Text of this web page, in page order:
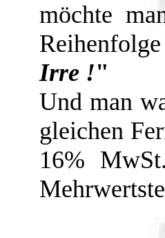
möchte
Irre !"
Und man
gleichen
16%